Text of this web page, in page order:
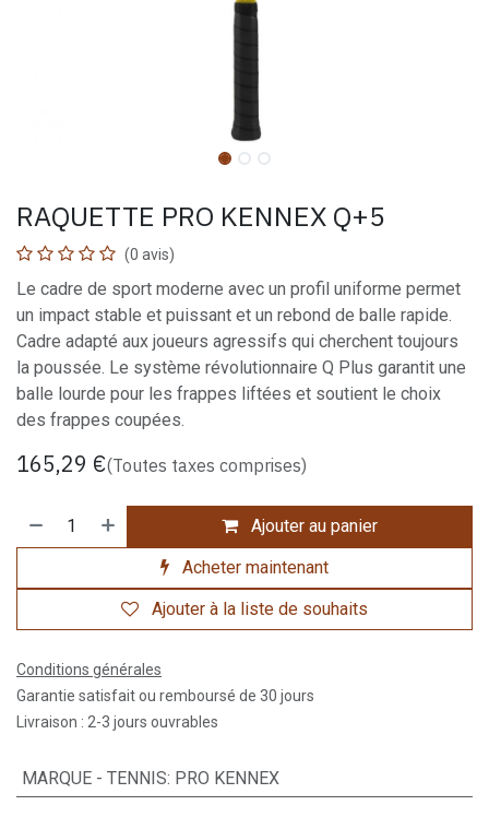
RAQUETTE PRO KENNEX Q+5
(0 avis)
Le cadre de sport moderne avec un profil uniforme permet
un impact stable et puissant et un rebond de balle rapide.
Cadre adapté aux joueurs agressifs qui cherchent toujours
la poussée. Le système révolutionnaire Q Plus garantit une
balle lourde pour les frappes liftées et soutient le choix
des frappes coupées.
165,29 €(Toutes taxes comprises)
Ajouter au panier
Acheter maintenant
Ajouter à la liste de souhaits
Conditions générales
Garantie satisfait ou remboursé de 30 jours
Livraison : 2-3 jours ouvrables
MARQUE - TENNIS: PRO KENNEX